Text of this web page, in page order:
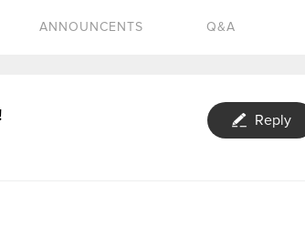
ANNOUNCENTS Q&A
Reply